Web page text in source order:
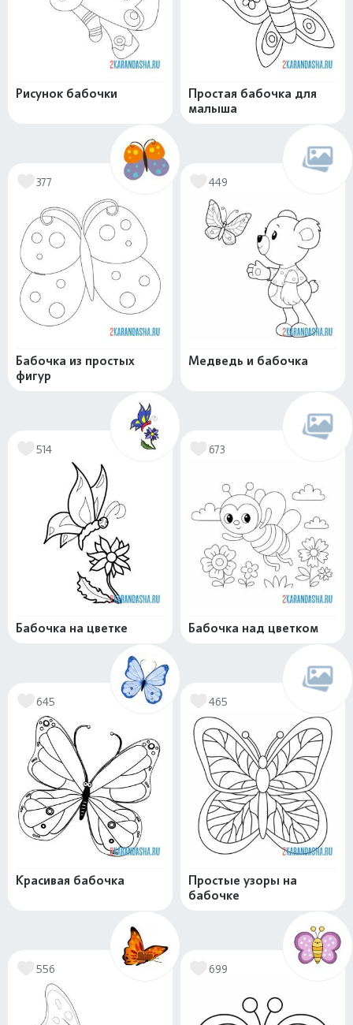
Рисунок бабочки
Простая бабочка для
малыша
377
Бабочка из простых
фигур
449
Медведь и бабочка
514
Бабочка на цветке
673
Бабочка над цветком
645
Красивая бабочка
465
Простые узоры на
бабочке
556 699